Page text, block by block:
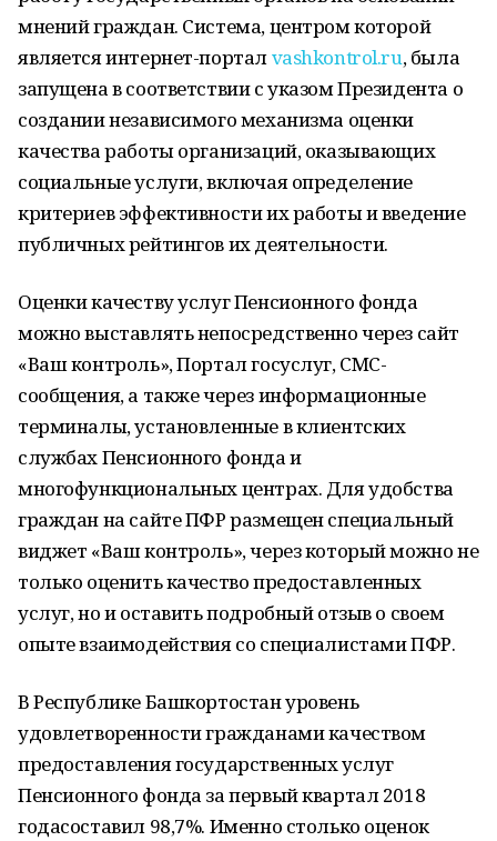
мнений граждан. Система, центром которой
является интернет-порталvashkontrol.ru, была
запущена в соответствии с указом Президента о
создании независимого механизма оценки
качества работы организаций, оказывающих
социальные услуги, включая определение
критериев эффективности их работы и введение
публичных рейтингов их деятельности.
Оценки качеству услуг Пенсионного фонда
можно выставлять непосредственно через сайт
«Ваш контроль», Портал госуслуг, СМС-
сообщения, а также через информационные
терминалы, установленные в клиентских
службах Пенсионного фонда и
многофункциональных центрах. Для удобства
граждан на сайте ПФР размещен специальный
виджет «Ваш контроль», через который можно не
только оценить качество предоставленных
услуг, но и оставить подробный отзыв о своем
опыте взаимодействия со специалистами ПФР.
В Республике Башкортостан уровень
удовлетворенности гражданами качеством
предоставления государственных услуг
Пенсионного фонда за первый квартал 2018
годасоставил 98,7%. Именно столько оценок